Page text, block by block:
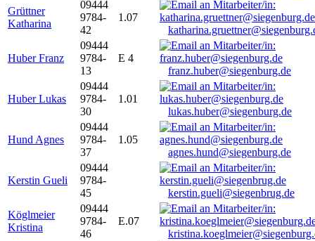
Grüttner
Katharina
09444
9784-
42
1.07
Huber Franz
09444
9784-
13
E 4
franz.huber@siegenburg.de
Huber Lukas
09444
9784-
30
1.01
lukas.huber@siegenburg.de
Hund Agnes
09444
9784-
37
1.05
agnes.hund@siegenburg.de
Kerstin Gueli
09444
9784-
45
kerstin.gueli@siegenbrug.de
Köglmeier
Kristina
09444
9784-
46
E.07